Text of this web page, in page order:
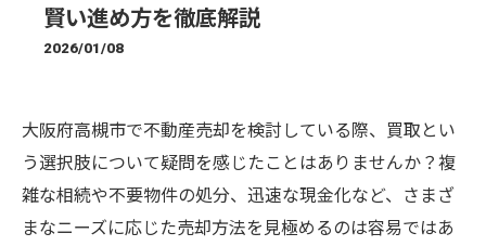
賢い進め方を徹底解説
2026/01/08
大阪府高槻市で不動産売却を検討している際、買取とい
う選択肢について疑問を感じたことはありませんか？複
雑な相続や不要物件の処分、迅速な現金化など、さまざ
まなニーズに応じた売却方法を見極めるのは容易ではあ